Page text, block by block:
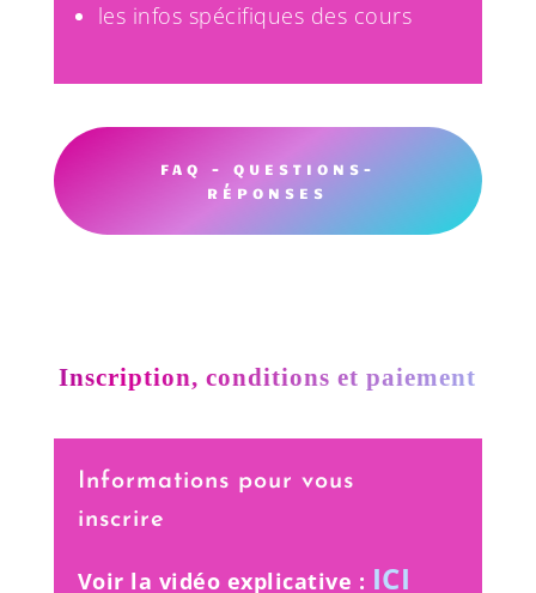
les infos spécifiques des cours
FAQ - QUESTIONS-
RÉPONSES
Inscription, conditions et paiement
Informations pour vous
inscrire
Voir la vidéo explicative : ICI